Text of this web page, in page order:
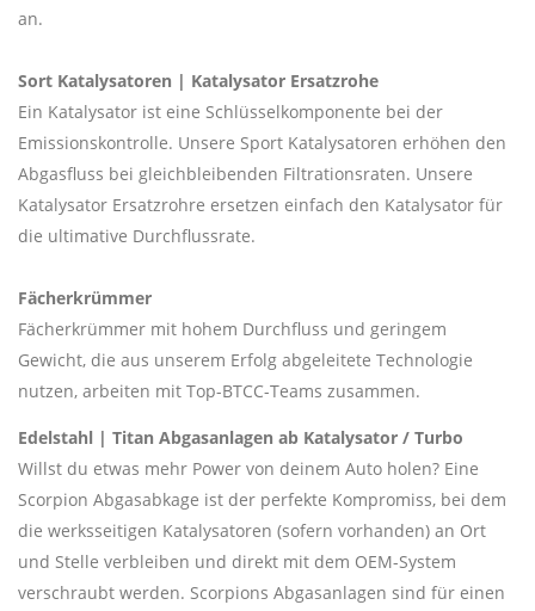
an.
Sort Katalysatoren | Katalysator Ersatzrohe
Ein Katalysator ist eine Schlüsselkomponente bei der
Emissionskontrolle. Unsere Sport Katalysatoren erhöhen den
Abgasfluss bei gleichbleibenden Filtrationsraten. Unsere
Katalysator Ersatzrohre ersetzen einfach den Katalysator für
die ultimative Durchflussrate.
Fächerkrümmer
Fächerkrümmer mit hohem Durchfluss und geringem
Gewicht, die aus unserem Erfolg abgeleitete Technologie
nutzen, arbeiten mit Top-BTCC-Teams zusammen.
Edelstahl | Titan Abgasanlagen ab Katalysator / Turbo
Willst du etwas mehr Power von deinem Auto holen? Eine
Scorpion Abgasabkage ist der perfekte Kompromiss, bei dem
die werksseitigen Katalysatoren (sofern vorhanden) an Ort
und Stelle verbleiben und direkt mit dem OEM-System
verschraubt werden. Scorpions Abgasanlagen sind für einen